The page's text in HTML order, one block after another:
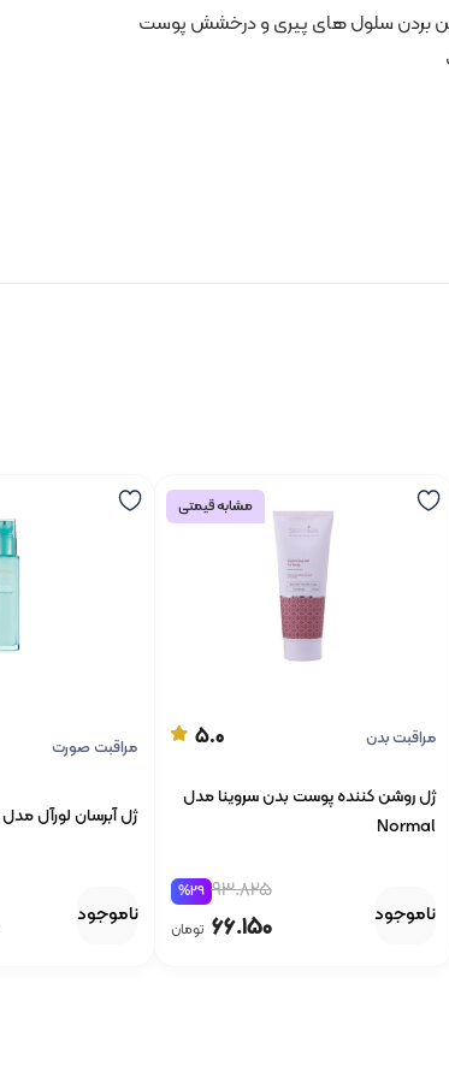
بردن سلول های پیری و درخشش پوست
مشابه قیمتی
مراقبت بدن 5.0
ژل روشن کننده پوست بدن سروینا مدل
Normal
93.825
%29
66.150 تومان
ناموجود
مراقبت صورت
ژل آبرسان لورآل مدل HYDRA GENIUS
ناموجود